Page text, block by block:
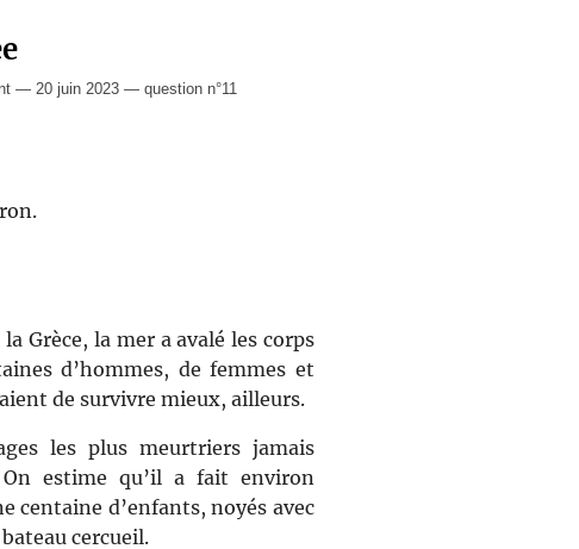
— 20 juin 2023 — question n°11
Grèce, la mer a avalé les corps
d’hommes, de femmes et
de survivre mieux, ailleurs.
les plus meurtriers jamais
estime qu’il a fait environ
centaine d’enfants, noyés avec
cercueil.